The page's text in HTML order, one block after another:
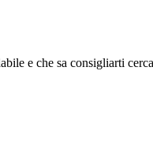
e che sa consigliarti